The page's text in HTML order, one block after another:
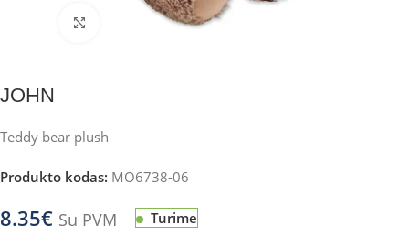
Click to enlarge
JOHN
Teddy bear plush
Produkto kodas: MO6738-06
8.35€ Su PVM Turime